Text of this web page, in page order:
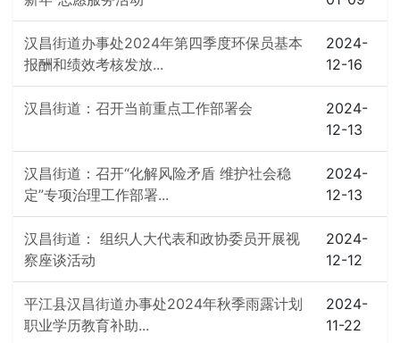
汉昌街道办事处2024年第四季度环保员基本
报酬和绩效考核发放...
2024-
12-16
汉昌街道：召开当前重点工作部署会
2024-
12-13
汉昌街道：召开“化解风险矛盾 维护社会稳
定”专项治理工作部署...
2024-
12-13
汉昌街道： 组织人大代表和政协委员开展视
察座谈活动
2024-
12-12
平江县汉昌街道办事处2024年秋季雨露计划
职业学历教育补助...
2024-
11-22